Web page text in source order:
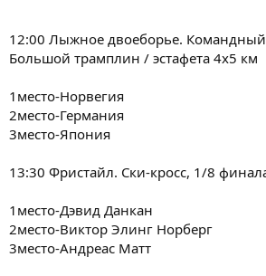
12:00 Лыжное двоеборье. Командный
Большой трамплин / эстафета 4х5 км
1место-Норвегия
2место-Германия
3место-Япония
13:30 Фристайл. Ски-кросс, 1/8
1место-Дэвид Данкан
2место-Виктор Элинг Норберг
3место-Андреас Матт